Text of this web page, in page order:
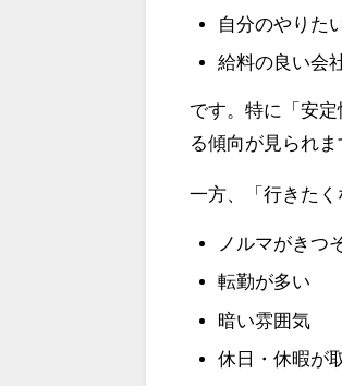
自分のやりた
給料の良い会
です。特に「安
る傾向が見られま
一方、「行きたく
ノルマがきつ
転勤が多い
暗い雰囲気
休日・休暇が